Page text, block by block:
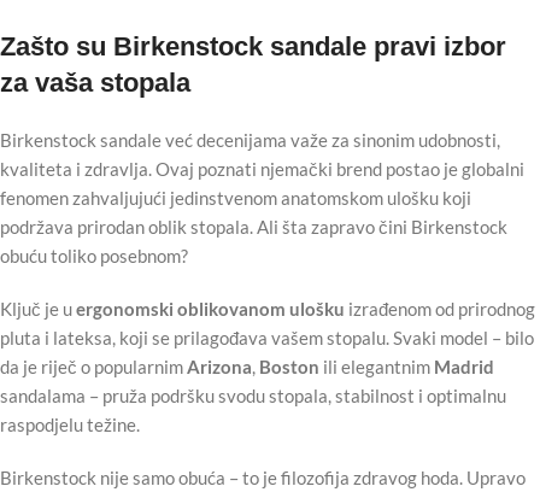
Zašto su Birkenstock sandale pravi izbor
za vaša stopala
Birkenstock sandale već decenijama važe za sinonim udobnosti,
kvaliteta i zdravlja. Ovaj poznati njemački brend postao je globalni
fenomen zahvaljujući jedinstvenom anatomskom ulošku koji
podržava prirodan oblik stopala. Ali šta zapravo čini Birkenstock
obuću toliko posebnom?
Ključ je uergonomski oblikovanom ulošku izrađenom od prirodnog
pluta i lateksa, koji se prilagođava vašem stopalu. Svaki model – bilo
da je riječ o popularnimArizona, Boston ili elegantnim Madrid
sandalama – pruža podršku svodu stopala, stabilnost i optimalnu
raspodjelu težine.
Birkenstock nije samo obuća – to je filozofija zdravog hoda. Upravo